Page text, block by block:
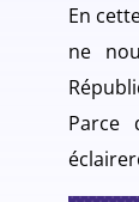
En
ne
Parce